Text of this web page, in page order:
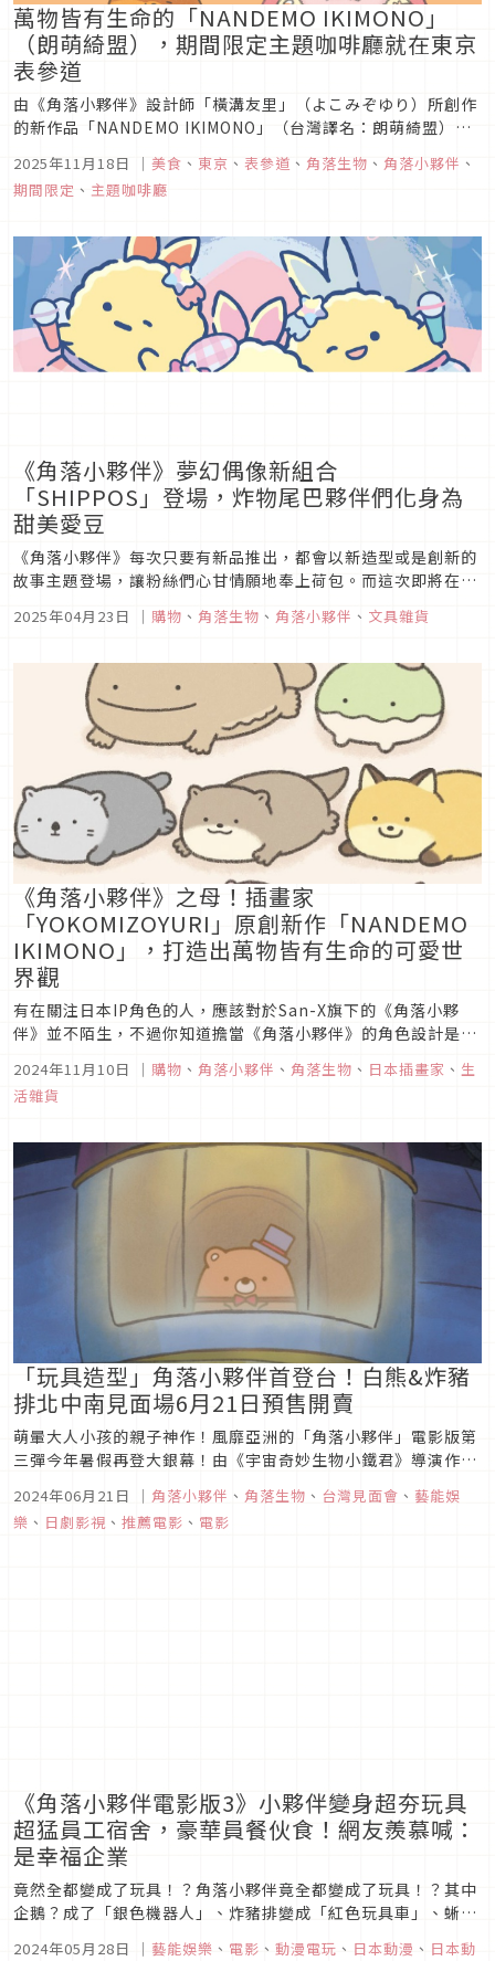
萬物皆有生命的「NANDEMO IKIMONO」
（朗萌綺盟），期間限定主題咖啡廳就在東京
表參道
由《角落小夥伴》設計師「橫溝友里」（よこみぞゆり）所創作
的新作品「NANDEMO IKIMONO」（台灣譯名：朗萌綺盟），
物，如果你也是這部作品的粉絲，可千萬別錯過近期在東京表參
道開設的主題咖啡廳「なんでもいきもの ～Cafe Nanmono
2025年11月18日 ｜ 美食 、 東京 、 表參道 、 角落生物 、 角落小夥伴 、
期間限定 、 主題咖啡廳
《角落小夥伴》夢幻偶像新組合
「SHIPPOS」登場，炸物尾巴夥伴們化身為
甜美愛豆
《角落小夥伴》每次只要有新品推出，都會以新造型或是創新的
故事主題登場，讓粉絲們心甘情願地奉上荷包。而這次即將在四
月下旬～五月上市的新品，是以「炸蝦尾巴」、「炸蝦天婦羅尾
巴」以及「炸竹莢魚尾巴」這三位角色為主角，就讓我們一起來
2025年04月23日 ｜ 購物 、 角落生物 、 角落小夥伴 、 文具雜貨
《角落小夥伴》之母！插畫家
「YOKOMIZOYURI」原創新作「NANDEMO
IKIMONO」，打造出萬物皆有生命的可愛世
界觀
有在關注日本IP角色的人，應該對於San-X旗下的《角落小夥
伴》並不陌生，不過你知道擔當《角落小夥伴》的角色設計是出
任《角落小夥伴》角色設計的插畫家「よこみぞゆり」，全新原
創作品「なんでもいきもの」，一同來深入了解這位插畫家的療
2024年11月10日 ｜ 購物 、 角落小夥伴 、 角落生物 、 日本插畫家 、 生
活雜貨
「玩具造型」角落小夥伴首登台！白熊&炸豬
排北中南見面場6月21日預售開賣
萌暈大人小孩的親子神作！風靡亞洲的「角落小夥伴」電影版第
三彈今年暑假再登大銀幕！由《宇宙奇妙生物小鐵君》導演作田
志、攜手原班動畫團隊Fanworks打造全新冒險故事《角落小夥
伴電影版：奇幻的玩具工廠》即將在7月19日暑假熱鬧登場！
2024年06月21日 ｜ 角落小夥伴 、 角落生物 、 台灣見面會 、 藝能娛
樂 、 日劇影視 、 推薦電影 、 電影
《角落小夥伴電影版3》小夥伴變身超夯玩具
超猛員工宿舍，豪華員餐伙食！網友羨慕喊：
是幸福企業
竟然全都變成了玩具！？角落小夥伴竟全都變成了玩具！？其中
企鵝？成了「銀色機器人」、炸豬排變成「紅色玩具車」、蜥蜴
2024年05月28日 ｜ 藝能娛樂 、 電影 、 動漫電玩 、 日本動漫 、 日本動